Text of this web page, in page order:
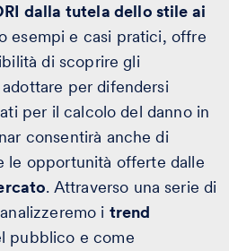
dalla tutela dello stile ai
esempi e casi pratici, offre
di scoprire gli
per difendersi
per il calcolo del danno in
consentirà anche di
le opportunità offerte dalle
. Attraverso una serie di
i trend
pubblico e come